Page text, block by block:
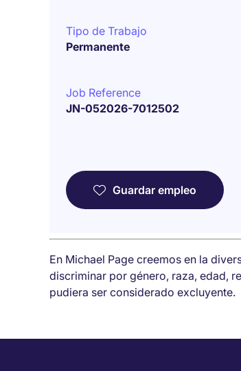
Tipo de Trabajo
Permanente
Job Reference
JN-052026-7012502
Guardar empleo
En Michael Page creemos en la
discriminar por género, raza, edad,
pudiera ser considerado excluyente.